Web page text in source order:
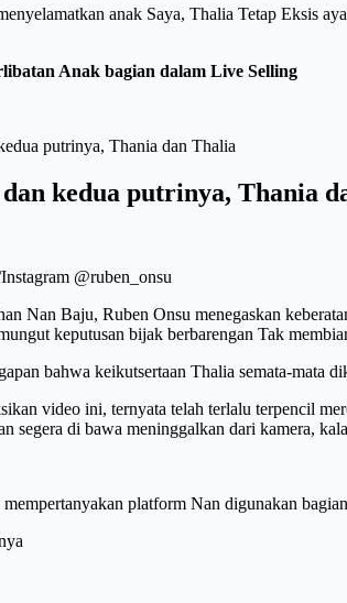
anak Saya, Thalia Tetap Eksis
Anak bagian dalam Live Selling
kedua putrinya, Thania
@ruben_onsu
Nan Baju, Ruben Onsu menegaskan
keputusan bijak berbarengan Tak
bahwa keikutsertaan Thalia semata-mata
video ini, ternyata telah terlalu terpencil
segera di bawa meninggalkan dari kamera,
platform Nan digunakan